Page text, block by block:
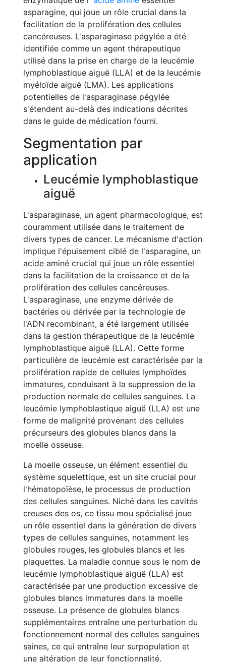
asparagine, qui joue un rôle crucial dans la
facilitation de la prolifération des cellules
cancéreuses. L'asparaginase pégylée a été
identifiée comme un agent thérapeutique
utilisé dans la prise en charge de la leucémie
lymphoblastique aiguë (LLA) et de la leucémie
myéloïde aiguë (LMA). Les applications
potentielles de l'asparaginase pégylée
s'étendent au-delà des indications décrites
dans le guide de médication fourni.
Segmentation par
application
Leucémie lymphoblastique
aiguë
L'asparaginase, un agent pharmacologique, est
couramment utilisée dans le traitement de
divers types de cancer. Le mécanisme d'action
implique l'épuisement ciblé de l'asparagine, un
acide aminé crucial qui joue un rôle essentiel
dans la facilitation de la croissance et de la
prolifération des cellules cancéreuses.
L'asparaginase, une enzyme dérivée de
bactéries ou dérivée par la technologie de
l'ADN recombinant, a été largement utilisée
dans la gestion thérapeutique de la leucémie
lymphoblastique aiguë (LLA). Cette forme
particulière de leucémie est caractérisée par la
prolifération rapide de cellules lymphoïdes
immatures, conduisant à la suppression de la
production normale de cellules sanguines. La
leucémie lymphoblastique aiguë (LLA) est une
forme de malignité provenant des cellules
précurseurs des globules blancs dans la
moelle osseuse.
La moelle osseuse, un élément essentiel du
système squelettique, est un site crucial pour
l'hématopoïèse, le processus de production
des cellules sanguines. Niché dans les cavités
creuses des os, ce tissu mou spécialisé joue
un rôle essentiel dans la génération de divers
types de cellules sanguines, notamment les
globules rouges, les globules blancs et les
plaquettes. La maladie connue sous le nom de
leucémie lymphoblastique aiguë (LLA) est
caractérisée par une production excessive de
globules blancs immatures dans la moelle
osseuse. La présence de globules blancs
supplémentaires entraîne une perturbation du
fonctionnement normal des cellules sanguines
saines, ce qui entraîne leur surpopulation et
une altération de leur fonctionnalité.